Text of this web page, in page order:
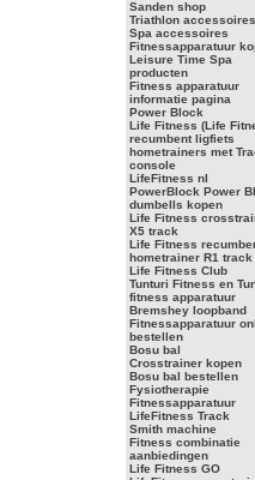
Sanden shop
Triathlon accessoires
Spa accessoires
Fitnessapparatuur
Leisure Time Spa
producten
Fitness apparatuur
informatie pagina
Power Block
Life Fitness (Life
recumbent ligfiets
hometrainers met
console
LifeFitness nl
PowerBlock Power
dumbells kopen
Life Fitness
X5 track
Life Fitness
hometrainer R1 track
Life Fitness Club
Tunturi Fitness en
fitness apparatuur
Bremshey loopband
Fitnessapparatuur
bestellen
Bosu bal
Crosstrainer kopen
Bosu bal bestellen
Fysiotherapie
Fitnessapparatuur
LifeFitness Track
Smith machine
Fitness combinatie
aanbiedingen
Life Fitness GO